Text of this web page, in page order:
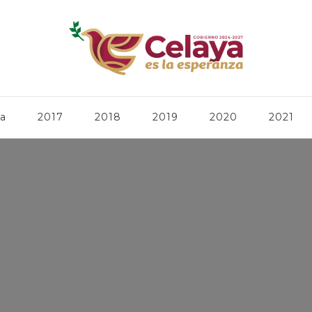
2017 2018 2019 2020 2021